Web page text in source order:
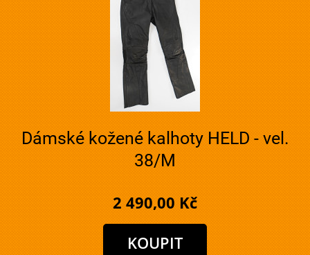
Dámské kožené kalhoty HELD - vel.
38/M
2 490,00 Kč